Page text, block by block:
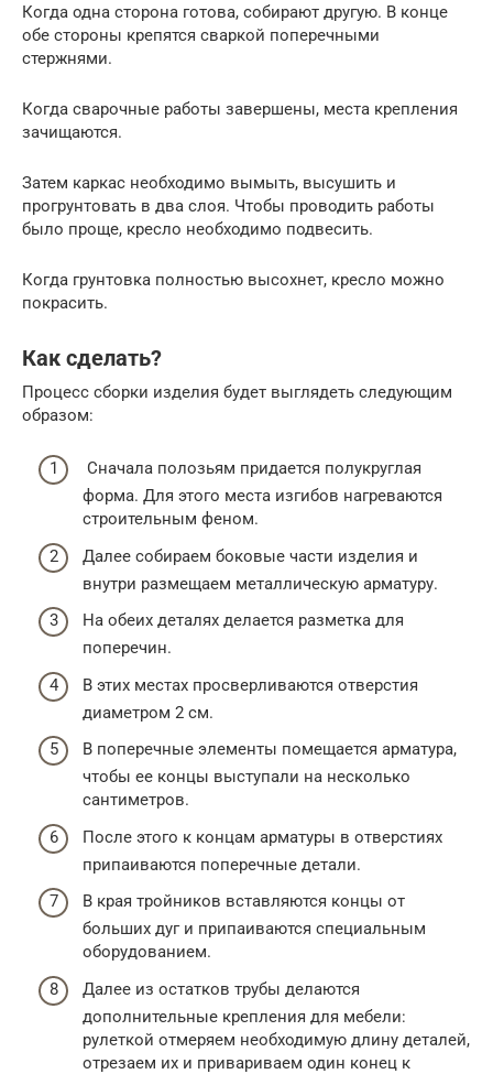
Когда одна сторона готова, собирают другую. В конце
обе стороны крепятся сваркой поперечными
стержнями.
Когда сварочные работы завершены, места крепления
зачищаются.
Затем каркас необходимо вымыть, высушить и
прогрунтовать в два слоя. Чтобы проводить работы
было проще, кресло необходимо подвесить.
Когда грунтовка полностью высохнет, кресло можно
покрасить.
Как сделать?
Процесс сборки изделия будет выглядеть следующим
образом:
Сначала полозьям придается полукруглая
форма. Для этого места изгибов нагреваются
строительным феном.
Далее собираем боковые части изделия и
внутри размещаем металлическую арматуру.
На обеих деталях делается разметка для
поперечин.
В этих местах просверливаются отверстия
диаметром 2 см.
В поперечные элементы помещается арматура,
чтобы ее концы выступали на несколько
сантиметров.
После этого к концам арматуры в отверстиях
припаиваются поперечные детали.
В края тройников вставляются концы от
больших дуг и припаиваются специальным
оборудованием.
Далее из остатков трубы делаются
дополнительные крепления для мебели:
рулеткой отмеряем необходимую длину деталей,
отрезаем их и привариваем один конец к